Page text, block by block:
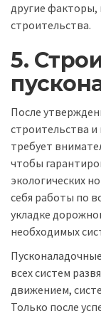
другие факторы,
строительства.
5.
После
строительства
требует
чтобы
экологических
себя работы по
укладке
необходимых
всех систем
движением,
Только после